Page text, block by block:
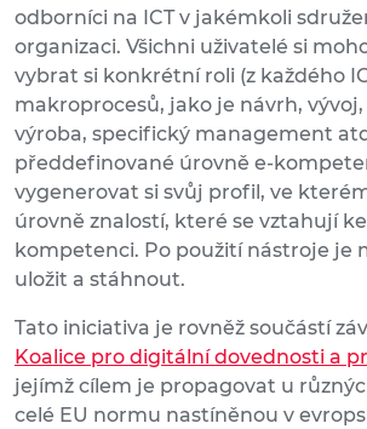
odborníci na ICT v jakémkoli
organizaci. Všichni uživatelé si
vybrat si konkrétní roli (z každého
makroprocesů, jako je návrh, vývoj,
výroba, specifický management
předdefinované úrovně e-
vygenerovat si svůj profil, ve
úrovně znalostí, které se vztahují
kompetenci. Po použití nástroje je
uložit a stáhnout.
Tato iniciativa je rovněž součástí
Koalice pro digitální dovednosti a
jejímž cílem je propagovat u
celé EU normu nastíněnou v